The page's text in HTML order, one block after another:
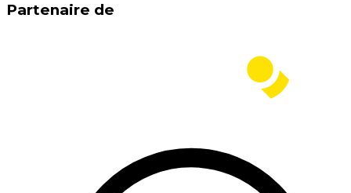
Partenaire de